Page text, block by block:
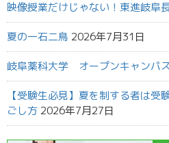
映像授業だけじゃない！東進岐阜
夏の一石二鳥 2026年7月31日
岐阜薬科大学 オープンキャンパス
【受験生必見】夏を制する者は受
ごし方 2026年7月27日